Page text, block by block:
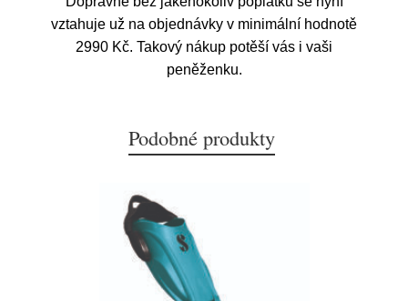
vztahuje už na objednávky v minimální hodnotě
2990 Kč. Takový nákup potěší vás i vaši
peněženku.
Podobné produkty